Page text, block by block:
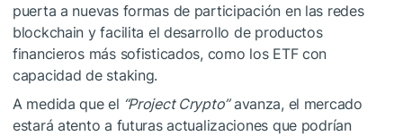
puerta a nuevas formas de participación en las redes
blockchain y facilita el desarrollo de productos
financieros más sofisticados, como los ETF con
capacidad de staking.
A medida que el “Project Crypto”avanza, el mercado
estará atento a futuras actualizaciones que podrían